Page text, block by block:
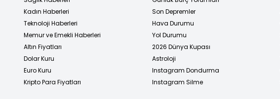
Kadın Haberleri
Teknoloji Haberleri
Memur ve Emekli Haberleri
Altın Fiyatları
Dolar Kuru
Euro Kuru
Kripto Para Fiyatları
Son Depremler
Hava Durumu
Yol Durumu
2026 Dünya Kupası
Astroloji
Instagram Dondurma
Instagram Silme